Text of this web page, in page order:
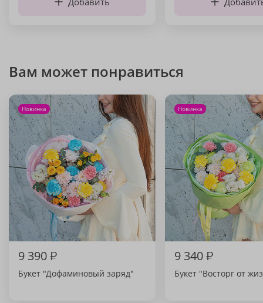
Вам может понравиться
Новинка
9 390₽
Букет "Дофаминовый заряд"
Новинка
9 340₽
Букет "Восторг от